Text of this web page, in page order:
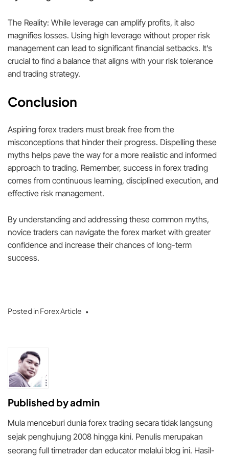
The Reality: While leverage can amplify profits, it also
magnifies losses. Using high leverage without proper risk
management can lead to significant financial setbacks. It’s
crucial to find a balance that aligns with your risk tolerance
and trading strategy.
Conclusion
Aspiring forex traders must break free from the
misconceptions that hinder their progress. Dispelling these
myths helps pave the way for a more realistic and informed
approach to trading. Remember, success in forex trading
comes from continuous learning, disciplined execution, and
effective risk management.
By understanding and addressing these common myths,
novice traders can navigate the forex market with greater
confidence and increase their chances of long-term
success.
Posted in Forex Article
Published byadmin
Mula menceburi dunia forex trading secara tidak langsung
sejak penghujung 2008 hingga kini. Penulis merupakan
seorang full timetrader dan educator melalui blog ini. Hasil-